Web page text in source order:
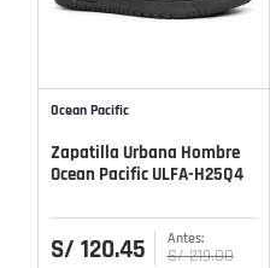
Ocean Pacific
Zapatilla Urbana Hombre
Ocean Pacific ULFA-H25Q4
S/ 120.45 S/ 219.00